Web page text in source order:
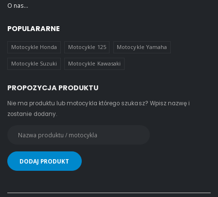
O nas...
POPULARARNE
Motocykle Honda Motocykle 125 Motocykle Yamaha
Motocykle Suzuki Motocykle Kawasaki
PROPOZYCJA PRODUKTU
Nie ma produktu lub motocykla którego szukasz? Wpisz nazwę i
zostanie dodany.